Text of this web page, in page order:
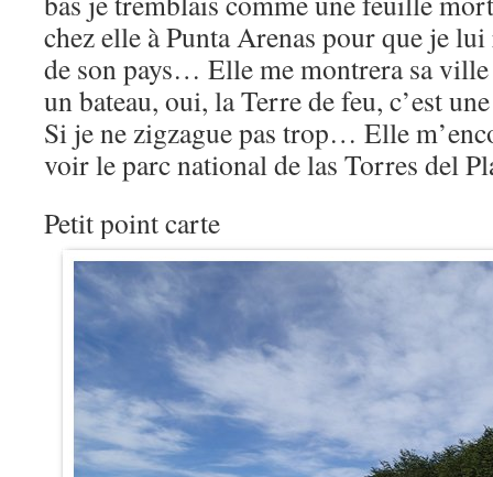
chez elle à Punta Arenas pour que je
de son pays… Elle me montrera sa ville
un bateau, oui, la Terre de feu, c’est
Si je ne zigzague pas trop… Elle
voir le parc national de las Torres del
Petit point carte